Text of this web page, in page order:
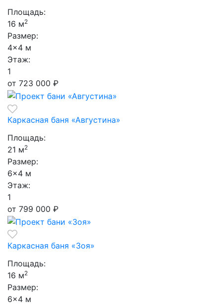
Площадь:
16 м2
Размер:
4×4 м
Этаж:
1
от 723 000 ₽
Каркасная баня «Августина»
Площадь:
21 м2
Размер:
6×4 м
Этаж:
1
от 799 000 ₽
Каркасная баня «Зоя»
Площадь:
16 м2
Размер:
6×4 м